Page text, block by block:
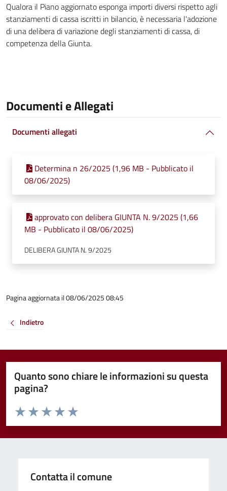
Qualora il Piano aggiornato esponga importi diversi rispetto agli
stanziamenti di cassa iscritti in bilancio, è necessaria l'adozione
di una delibera di variazione degli stanziamenti di cassa, di
competenza della Giunta.
Documenti e Allegati
Documenti allegati
Determina n 26/2025 (1,96 MB - Pubblicato il
08/06/2025)
approvato con delibera GIUNTA N. 9/2025 (1,66
MB - Pubblicato il 08/06/2025)
DELIBERA GIUNTA N. 9/2025
Pagina aggiornata il 08/06/2025 08:45
Indietro
Quanto sono chiare le informazioni su questa
pagina?
Valuta da 1 a 5 stelle la pagina
Valuta 5 stelle su 5
Valuta 4 stelle su 5
Valuta 3 stelle su 5
Valuta 2 stelle su 5
Valuta 1 stelle su 5
Contatta il comune